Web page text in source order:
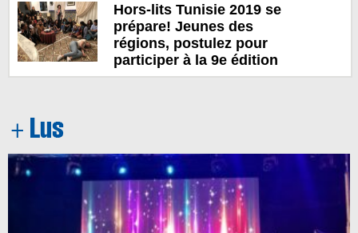
Hors-lits Tunisie 2019 se
prépare! Jeunes des
régions, postulez pour
participer à la 9e édition